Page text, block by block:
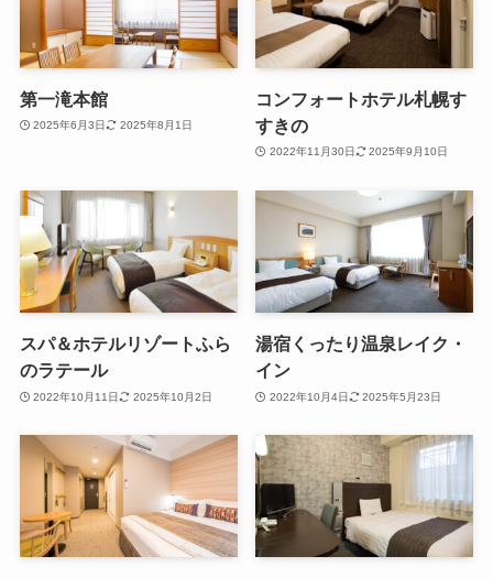
第一滝本館
2025年6月3日 2025年8月1日
コンフォートホテル札幌す
すきの
2022年11月30日 2025年9月10日
スパ＆ホテルリゾートふら
のラテール
2022年10月11日 2025年10月2日
湯宿くったり温泉レイク・
イン
2022年10月4日 2025年5月23日